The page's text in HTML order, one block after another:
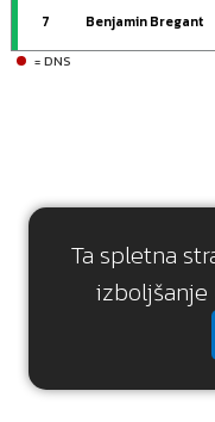
Ta spletna
izboljšanje
7 Benjamin Bregant
= DNS